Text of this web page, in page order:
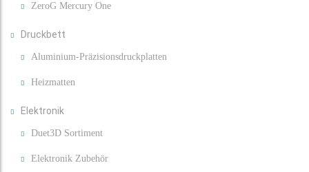
ZeroG Mercury One
Druckbett
Aluminium-Präzisionsdruckplatten
Heizmatten
Elektronik
Duet3D Sortiment
Elektronik Zubehör